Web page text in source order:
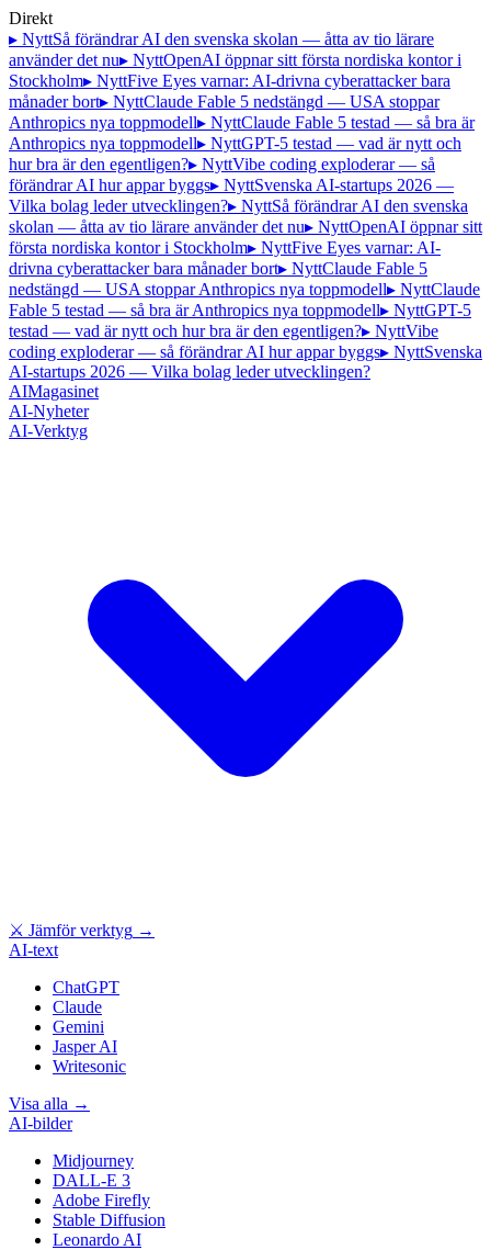
Direkt
▸ NyttSå förändrar AI den svenska skolan — åtta av tio lärare
använder det nu▸ NyttOpenAI öppnar sitt första nordiska kontor i
Stockholm▸ NyttFive Eyes varnar: AI-drivna cyberattacker bara
månader bort▸ NyttClaude Fable 5 nedstängd — USA stoppar
Anthropics nya toppmodell▸ NyttClaude Fable 5 testad — så bra är
Anthropics nya toppmodell▸ NyttGPT-5 testad — vad är nytt och
hur bra är den egentligen?▸ NyttVibe coding exploderar — så
förändrar AI hur appar byggs▸ NyttSvenska AI-startups 2026 —
Vilka bolag leder utvecklingen?▸ NyttSå förändrar AI den svenska
skolan — åtta av tio lärare använder det nu▸ NyttOpenAI öppnar sitt
första nordiska kontor i Stockholm▸ NyttFive Eyes varnar: AI-
drivna cyberattacker bara månader bort▸ NyttClaude Fable 5
nedstängd — USA stoppar Anthropics nya toppmodell▸ NyttClaude
Fable 5 testad — så bra är Anthropics nya toppmodell▸ NyttGPT-5
testad — vad är nytt och hur bra är den egentligen?▸ NyttVibe
coding exploderar — så förändrar AI hur appar byggs▸ NyttSvenska
AI-startups 2026 — Vilka bolag leder utvecklingen?
AIMagasinet
AI-Nyheter
AI-Verktyg
⚔ Jämför verktyg →
AI-text
ChatGPT
Claude
Gemini
Jasper AI
Writesonic
Visa alla →
AI-bilder
Midjourney
DALL-E 3
Adobe Firefly
Stable Diffusion
Leonardo AI